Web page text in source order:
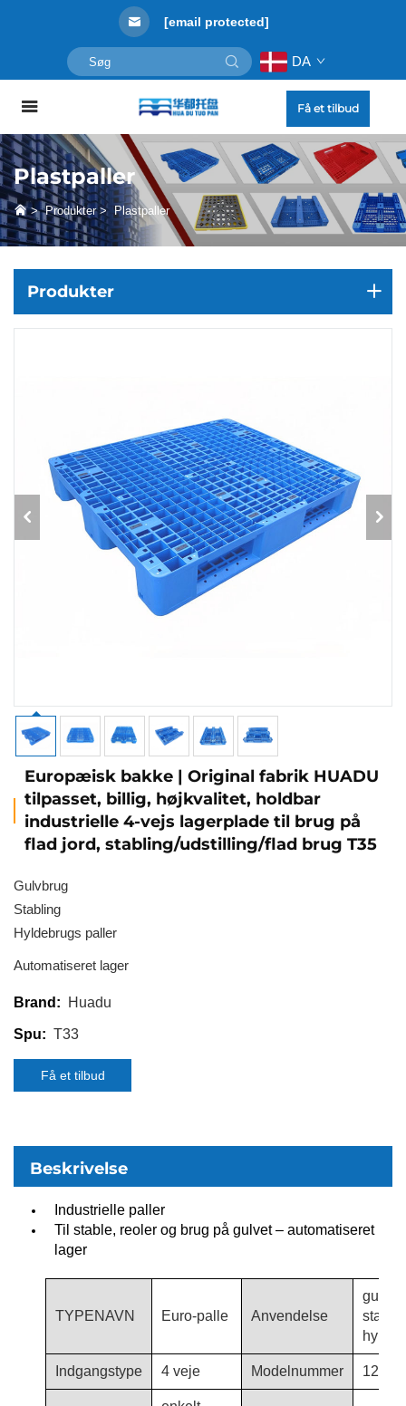
[email protected]
DA
Få et tilbud
Plastpaller
>Produkter>Plastpaller
Produkter
Europæisk bakke | Original fabrik HUADU
tilpasset, billig, højkvalitet, holdbar
industrielle 4-vejs lagerplade til brug på
flad jord, stabling/udstilling/flad brug T35
Gulvbrug
Stabling
Hyldebrugs paller
Automatiseret lager
Brand: Huadu
Spu: T33
Få et tilbud
Beskrivelse
Industrielle paller
Til stable, reoler og brug på gulvet – automatiseret
lager
TYPENAVN Euro-palle Anvendelse
Indgangstype 4 veje Modelnummer 1210-